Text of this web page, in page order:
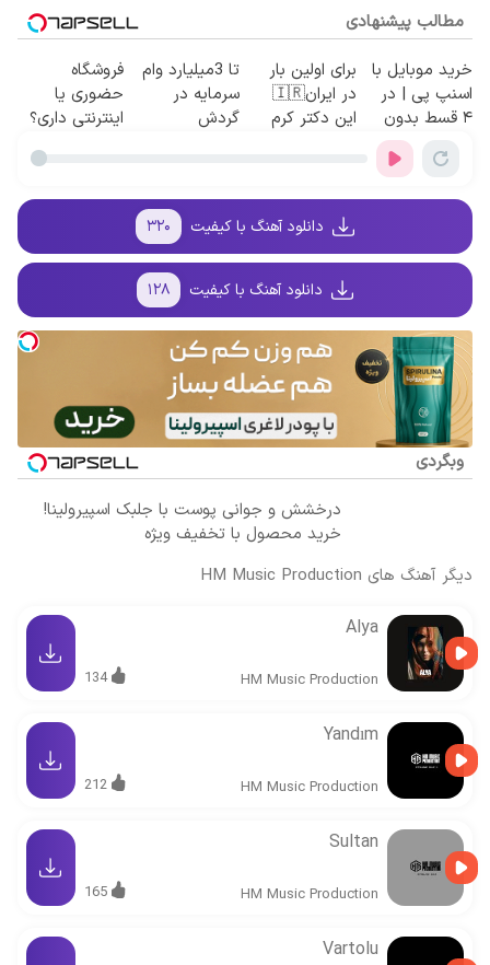
مطالب پیشنهادی
خرید موبایل با
اسنپ پی | در
۴ قسط بدون
سود و کارمزد!
برای اولین بار
در ایران🇮🇷
این دکتر کرم
تا 3میلیارد وام
سرمایه در
گردش
فروشگاه
حضوری یا
اینترنتی داری؟
و خدماتت رو
دانلود آهنگ با کیفیت ۳۲۰
دانلود آهنگ با کیفیت ۱۲۸
وبگردی
درخشش و جوانی پوست با جلبک اسپیرولینا!
خرید محصول با تخفیف ویژه
دیگر آهنگ های HM Music Production
Alya
HM Music Production
134
Yandım
HM Music Production
212
Sultan
HM Music Production
165
Vartolu